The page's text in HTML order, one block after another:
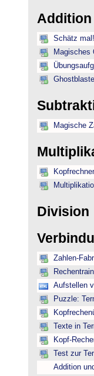
Addition
Schätz mal!
Magisches
Magische
Division
Zahlen-
Aufstellen
Puzzle:
Texte in
Kopf-
Test zur
Addition